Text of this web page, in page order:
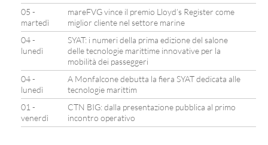
05 -
martedì
mareFVG vince il premio Lloyd’s Register come
miglior cliente nel settore marine
04 -
lunedì
SYAT: i numeri della prima edizione del salone
delle tecnologie marittime innovative per la
mobilità dei passeggeri
04 -
lunedì
A Monfalcone debutta la fiera SYAT dedicata alle
tecnologie marittim
01 -
venerdì
CTN BIG: dalla presentazione pubblica al primo
incontro operativo